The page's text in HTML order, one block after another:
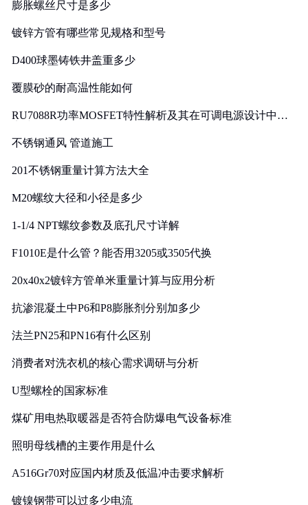
膨胀螺丝尺寸是多少
镀锌方管有哪些常见规格和型号
D400球墨铸铁井盖重多少
覆膜砂的耐高温性能如何
RU7088R功率MOSFET特性解析及其在可调电源设计中的
不锈钢通风 管道施工
201不锈钢重量计算方法大全
M20螺纹大径和小径是多少
1-1/4 NPT螺纹参数及底孔尺寸详解
F1010E是什么管？能否用3205或3505代换
20x40x2镀锌方管单米重量计算与应用分析
抗渗混凝土中P6和P8膨胀剂分别加多少
法兰PN25和PN16有什么区别
消费者对洗衣机的核心需求调研与分析
U型螺栓的国家标准
煤矿用电热取暖器是否符合防爆电气设备标准
照明母线槽的主要作用是什么
A516Gr70对应国内材质及低温冲击要求解析
镀镍钢带可以过多少电流